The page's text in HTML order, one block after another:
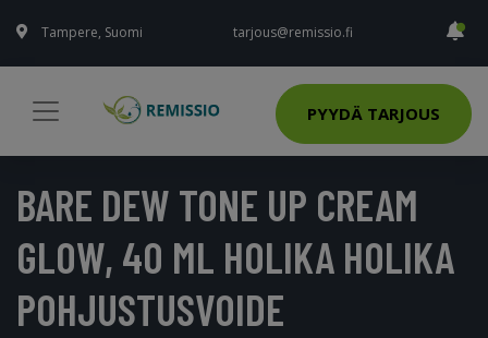
Tampere, Suomi tarjous@remissio.fi
PYYDÄ TARJOUS
BARE DEW TONE UP CREAM
GLOW, 40 ML HOLIKA HOLIKA
POHJUSTUSVOIDE